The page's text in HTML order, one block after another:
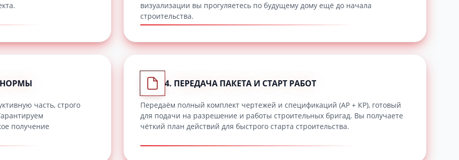
визуализации вы прогуляетесь по будущему дому ещё до начала
строительства.
НОРМЫ
часть, строго
получение
4. ПЕРЕДАЧА ПАКЕТА И СТАРТ РАБОТ
Передаём полный комплект чертежей и спецификаций (АР + КР), готовый
для подачи на разрешение и работы строительных бригад. Вы получаете
чёткий план действий для быстрого старта строительства.